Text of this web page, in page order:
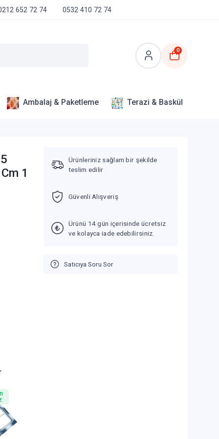
652 72 74 0532 410 72 74
0
Ambalaj & Paketleme Terazi & Baskül
1
Ürünleriniz sağlam bir şekilde
teslim edilir
Güvenli Alışveriş
Ürünü 14 gün içerisinde ücretsiz
ve kolayca iade edebilirsiniz.
Satıcıya Soru Sor